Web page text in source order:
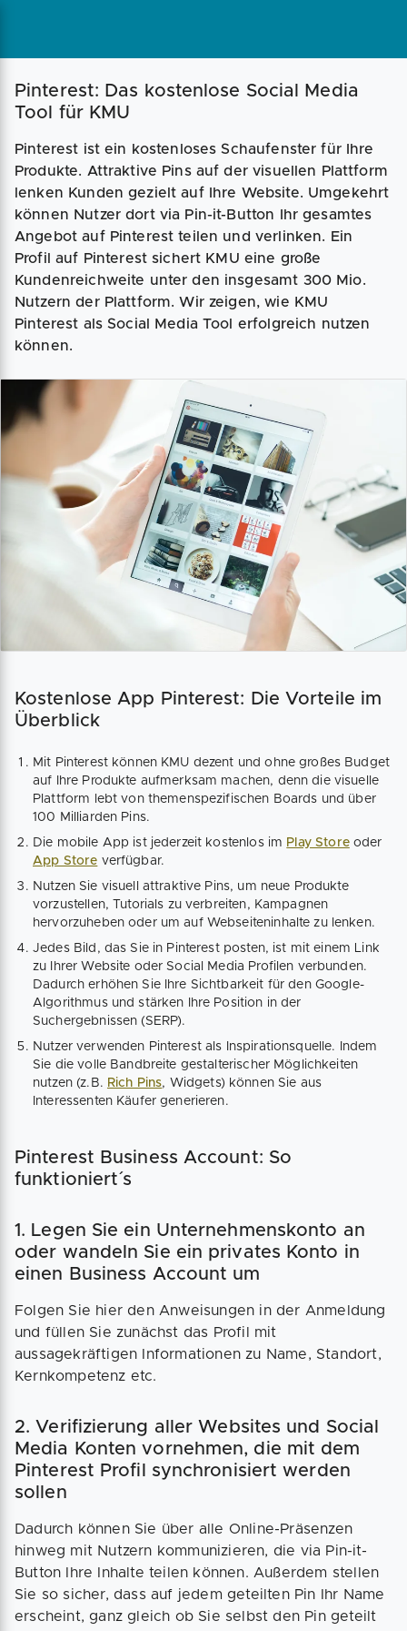
Magazin Businessplan Fördermittel
Pinterest: Das kostenlose Social Media
Tool für KMU
Pinterest ist ein kostenloses Schaufenster für Ihre
Produkte. Attraktive Pins auf der visuellen Plattform
lenken Kunden gezielt auf Ihre Website. Umgekehrt
können Nutzer dort via Pin-it-Button Ihr gesamtes
Angebot auf Pinterest teilen und verlinken. Ein
Profil auf Pinterest sichert KMU eine große
Kundenreichweite unter den insgesamt 300 Mio.
Nutzern der Plattform. Wir zeigen, wie KMU
Pinterest als Social Media Tool erfolgreich nutzen
können.
Kostenlose App Pinterest: Die Vorteile im
Überblick
Mit Pinterest können KMU dezent und ohne großes Budget
auf Ihre Produkte aufmerksam machen, denn die visuelle
Plattform lebt von themenspezifischen Boards und über
100 Milliarden Pins.
Die mobile App ist jederzeit kostenlos im Play Storeoder
App Store verfügbar.
Nutzen Sie visuell attraktive Pins, um neue Produkte
vorzustellen, Tutorials zu verbreiten, Kampagnen
hervorzuheben oder um auf Webseiteninhalte zu lenken.
Jedes Bild, das Sie in Pinterest posten, ist mit einem Link
zu Ihrer Website oder Social Media Profilen verbunden.
Dadurch erhöhen Sie Ihre Sichtbarkeit für den Google-
Algorithmus und stärken Ihre Position in der
Suchergebnissen (SERP).
Nutzer verwenden Pinterest als Inspirationsquelle. Indem
Sie die volle Bandbreite gestalterischer Möglichkeiten
nutzen (z.B. Rich Pins, Widgets) können Sie aus
Interessenten Käufer generieren.
Pinterest Business Account: So
funktioniert´s
1. Legen Sie ein Unternehmenskonto an
oder wandeln Sie ein privates Konto in
einen Business Account um
Folgen Sie hier den Anweisungen in der Anmeldung
und füllen Sie zunächst das Profil mit
aussagekräftigen Informationen zu Name, Standort,
Kernkompetenz etc.
2. Verifizierung aller Websites und Social
Media Konten vornehmen, die mit dem
Pinterest Profil synchronisiert werden
sollen
Dadurch können Sie über alle Online-Präsenzen
hinweg mit Nutzern kommunizieren, die via Pin-it-
Button Ihre Inhalte teilen können. Außerdem stellen
Sie so sicher, dass auf jedem geteilten Pin Ihr Name
erscheint, ganz gleich ob Sie selbst den Pin geteilt